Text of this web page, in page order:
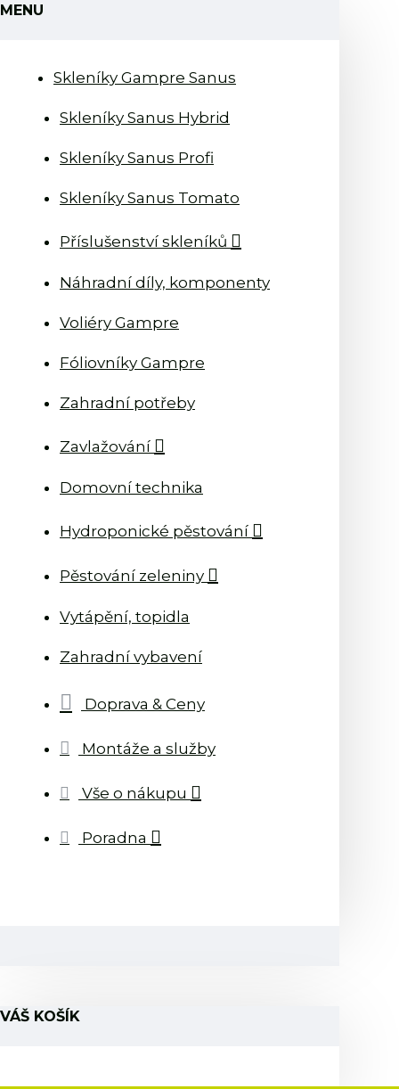
MENU
Skleníky Gampre Sanus
Skleníky Sanus Hybrid
Skleníky Sanus Profi
Skleníky Sanus Tomato
Příslušenství skleníků
Náhradní díly, komponenty
Voliéry Gampre
Fóliovníky Gampre
Zahradní potřeby
Zavlažování
Domovní technika
Hydroponické pěstování
Pěstování zeleniny
Vytápění, topidla
Zahradní vybavení
Doprava & Ceny
Montáže a služby
Vše o nákupu
Poradna
VÁŠ KOŠÍK